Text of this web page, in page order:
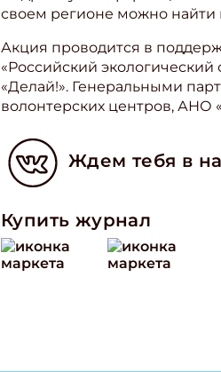
своем регионе можно найти
Акция проводится в
«Российский
«Делай!». Генеральными
волонтерских центров, АНО
Ждем тебя в
Купить журнал